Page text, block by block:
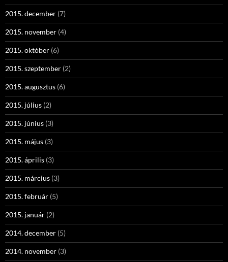
2015. december (7)
2015. november (4)
2015. október (6)
2015. szeptember (2)
2015. augusztus (6)
2015. július (2)
2015. június (3)
2015. május (3)
2015. április (3)
2015. március (3)
2015. február (5)
2015. január (2)
2014. december (5)
2014. november (3)